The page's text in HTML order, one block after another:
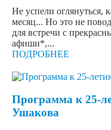
Не успели оглянуться,
месяц... Но это не
для встречи с
афиши*,...
ПОДРОБНЕЕ
Программа к 25-
Ушакова